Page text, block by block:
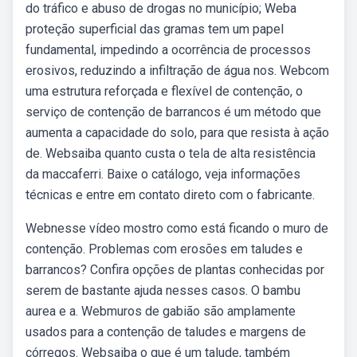
do tráfico e abuso de drogas no município; Weba
proteção superficial das gramas tem um papel
fundamental, impedindo a ocorrência de processos
erosivos, reduzindo a infiltração de água nos. Webcom
uma estrutura reforçada e flexível de contenção, o
serviço de contenção de barrancos é um método que
aumenta a capacidade do solo, para que resista à ação
de. Websaiba quanto custa o tela de alta resistência
da maccaferri. Baixe o catálogo, veja informações
técnicas e entre em contato direto com o fabricante.
Webnesse vídeo mostro como está ficando o muro de
contenção. Problemas com erosões em taludes e
barrancos? Confira opções de plantas conhecidas por
serem de bastante ajuda nesses casos. O bambu
aurea e a. Webmuros de gabião são amplamente
usados para a contenção de taludes e margens de
córregos. Websaiba o que é um talude, também